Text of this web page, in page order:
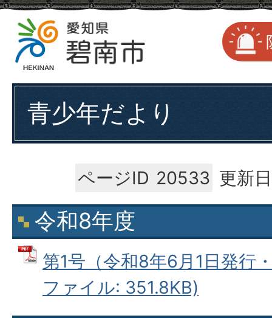
青少年だより
ページID 20533 更新
令和8年度
第1号（令和8年6月1日発行
ファイル: 351.8KB)